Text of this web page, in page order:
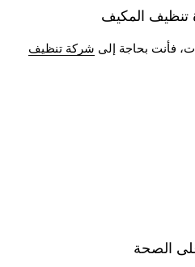
المكيف
فأنت بحاجة إلى شركة تنظيف
الصحة